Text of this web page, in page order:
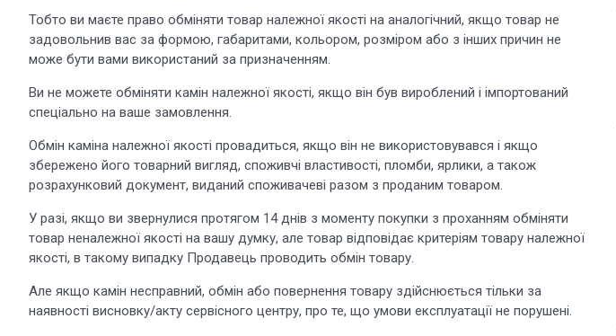
Тобто ви маєте право обміняти товар належної якості на аналогічний, якщо товар не
задовольнив вас за формою, габаритами, кольором, розміром або з інших причин не
може бути вами використаний за призначенням.
Ви не можете обміняти камін належної якості, якщо він був вироблений і імпортований
спеціально на ваше замовлення.
Обмін каміна належної якості провадиться, якщо він не використовувався і якщо
збережено його товарний вигляд, споживчі властивості, пломби, ярлики, а також
розрахунковий документ, виданий споживачеві разом з проданим товаром.
У разі, якщо ви звернулися протягом 14 днів з моменту покупки з проханням обміняти
товар неналежної якості на вашу думку, але товар відповідає критеріям товару належної
якості, в такому випадку Продавець проводить обмін товару.
Але якщо камін несправний, обмін або повернення товару здійснюється тільки за
наявності висновку/акту сервісного центру, про те, що умови експлуатації не порушені.